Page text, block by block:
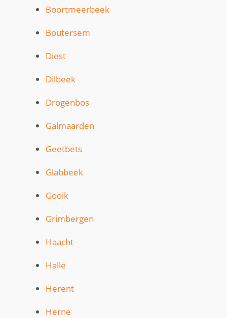
Boortmeerbeek
Boutersem
Diest
Dilbeek
Drogenbos
Galmaarden
Geetbets
Glabbeek
Gooik
Grimbergen
Haacht
Halle
Herent
Herne